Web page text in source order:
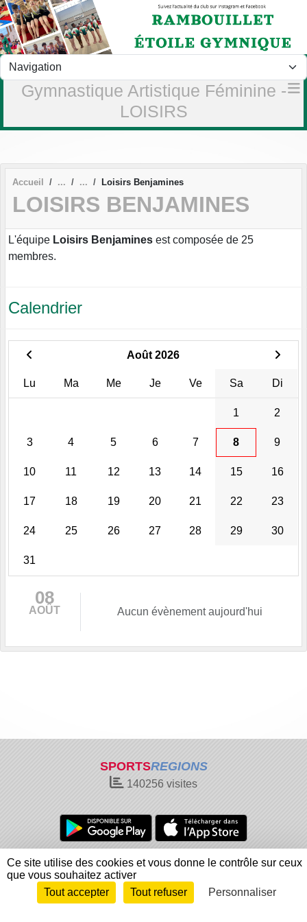
Gymnastique Artistique Féminine -
LOISIRS
Accueil Loisirs Benjamines
LOISIRS BENJAMINES
L'équipe Loisirs Benjamines est composée de 25
membres.
Calendrier
Août 2026
Lu Ma Me Je Ve Sa Di
1 2
3 4 5 6 7 8 9
10 11 12 13 14 15 16
17 18 19 20 21 22 23
24 25 26 27 28 29 30
31
08
AOÛT Aucun évènement aujourd'hui
SPORTSREGIONS
140256 visites
Charte cookies
Gestion des cookies
Informations légales
Signaler un contenu inapproprié
Envie de participer ?
Connexion
Panneau de gestion des cookies
Ce site utilise des cookies et vous donne le contrôle sur ceux
que vous souhaitez activer
Tout accepter
Tout refuser Personnaliser